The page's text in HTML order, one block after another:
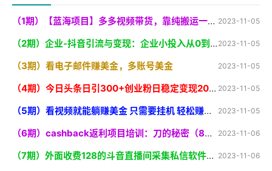
2023-11-05
（1期）【蓝海项目】多多视频带货，靠纯搬运一个月搞5w，新手小白也能操作【揭秘
2023-11-05
（2期）企业-抖音引流与变现：企业小投入从0到1玩转短视频 各行业知视频变现实战
2023-11-05
（3期）看电子邮件赚美金，多账号美金
2023-11-05
（4期）今日头条日引300+创业粉日稳定变现2000+无需写作纯搬运
2023-11-05
（5期）看视频就能躺赚美金 只需要挂机 轻松赚取100到200美刀 可以直接提现
2023-11-06
（6期）cashback返利项目培训：刀的秘密（8节课
2023-11-06
（7期）外面收费128的斗音直播间采集私信软件，下载视频+一键采集+一键私信【采